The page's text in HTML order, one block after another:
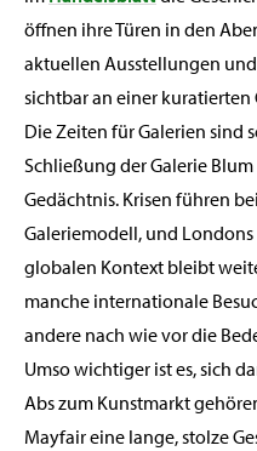
öffnen ihre Türen in den
aktuellen Ausstellungen
sichtbar an einer
Die Zeiten für Galerien sind
Schließung der Galerie
Gedächtnis. Krisen führen
Galeriemodell, und
globalen Kontext bleibt
manche internationale
andere nach wie vor die
Umso wichtiger ist es, sich
Abs zum Kunstmarkt
Mayfair eine lange, stolze